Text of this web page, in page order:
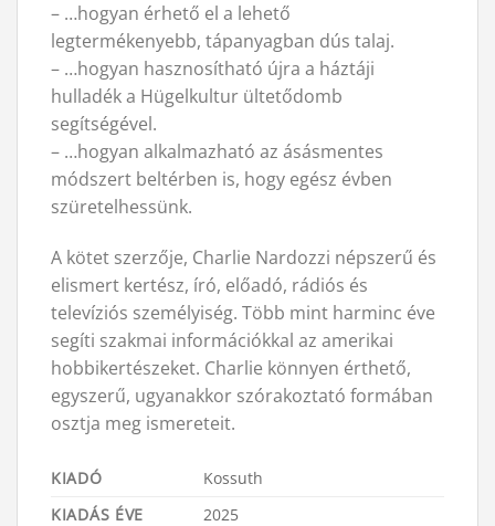
– …hogyan érhető el a lehető
legtermékenyebb, tápanyagban dús talaj.
– …hogyan hasznosítható újra a háztáji
hulladék a Hügelkultur ültetődomb
segítségével.
– …hogyan alkalmazható az ásásmentes
módszert beltérben is, hogy egész évben
szüretelhessünk.
A kötet szerzője, Charlie Nardozzi népszerű és
elismert kertész, író, előadó, rádiós és
televíziós személyiség. Több mint harminc éve
segíti szakmai információkkal az amerikai
hobbikertészeket. Charlie könnyen érthető,
egyszerű, ugyanakkor szórakoztató formában
osztja meg ismereteit.
KIADÓ
Kossuth
KIADÁS ÉVE
2025